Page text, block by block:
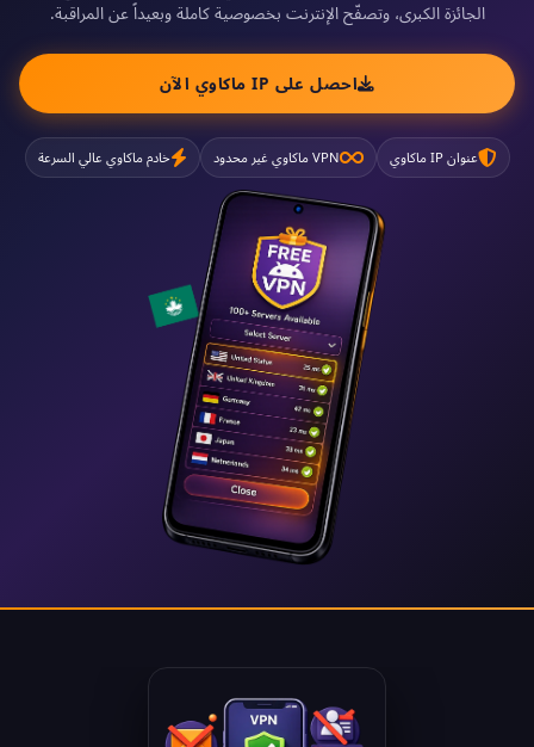
الجائزة الكبرى، وتصفّح الإنترنت بخصوصية كاملة وبعيداً عن المراقبة.
احصل على IP ماكاوي الآن
عنوان IP ماكاوي VPN ماكاوي غير محدود خادم ماكاوي عالي السرعة